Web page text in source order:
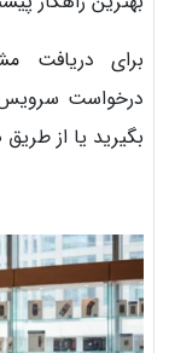
برای دریافت
درخواست سرویس
بگیرید یا از